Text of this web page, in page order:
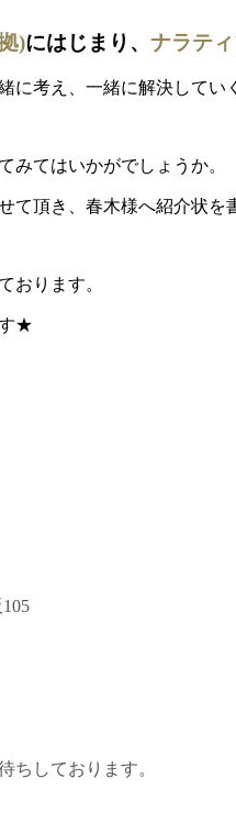
)にはじまり、 ナラテ
に考え、一緒に解決してい
みてはいかがでしょうか。
て頂き、春木様へ紹介状を
おります。
す★
ちしております。